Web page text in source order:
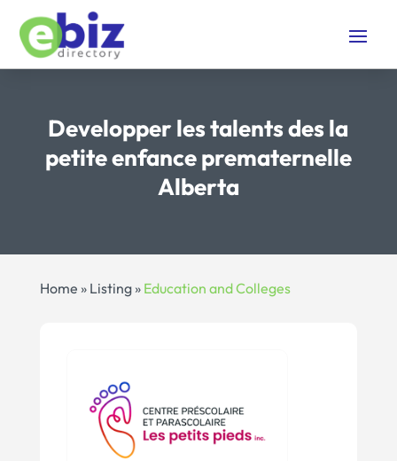
Developper les talents des la
petite enfance prematernelle
Alberta
Home » Listing» Education and Colleges